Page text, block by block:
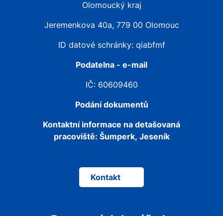
Olomoucký kraj
Jeremenkova 40a, 779 00 Olomouc
ID datové schránky: qiabfmf
Podatelna - e-mail
IČ: 60609460
Podání dokumentů
Kontaktní informace na detašovaná
pracoviště: Šumperk, Jeseník
Kontakt